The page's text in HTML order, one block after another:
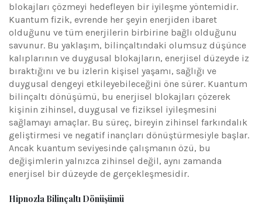
blokajları çözmeyi hedefleyen bir iyileşme yöntemidir.
Kuantum fizik, evrende her şeyin enerjiden ibaret
olduğunu ve tüm enerjilerin birbirine bağlı olduğunu
savunur. Bu yaklaşım, bilinçaltındaki olumsuz düşünce
kalıplarının ve duygusal blokajların, enerjisel düzeyde iz
bıraktığını ve bu izlerin kişisel yaşamı, sağlığı ve
duygusal dengeyi etkileyebileceğini öne sürer. Kuantum
bilinçaltı dönüşümü, bu enerjisel blokajları çözerek
kişinin zihinsel, duygusal ve fiziksel iyileşmesini
sağlamayı amaçlar. Bu süreç, bireyin zihinsel farkındalık
geliştirmesi ve negatif inançları dönüştürmesiyle başlar.
Ancak kuantum seviyesinde çalışmanın özü, bu
değişimlerin yalnızca zihinsel değil, aynı zamanda
enerjisel bir düzeyde de gerçekleşmesidir.
Hipnozla Bilinçaltı Dönüşümü